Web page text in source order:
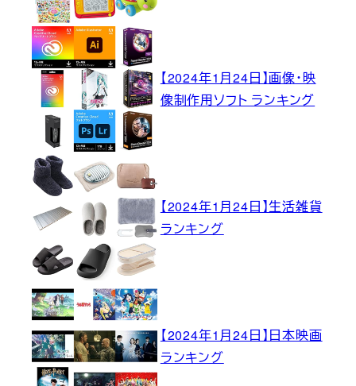
【2024年1月24日】画像・映
像制作用ソフト ランキング
【2024年1月24日】生活雑貨
ランキング
【2024年1月24日】日本映画
ランキング